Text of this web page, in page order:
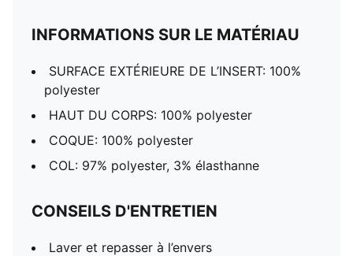
INFORMATIONS SUR LE MATÉRIAU
SURFACE EXTÉRIEURE DE L’INSERT: 100%
polyester
HAUT DU CORPS: 100% polyester
COQUE: 100% polyester
COL: 97% polyester, 3% élasthanne
CONSEILS D'ENTRETIEN
Laver et repasser à l’envers